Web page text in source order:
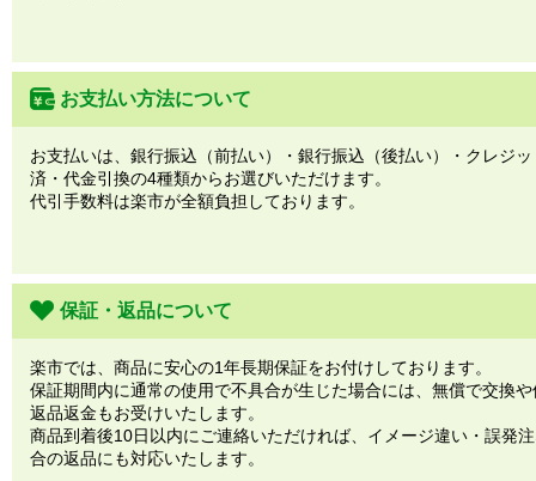
お支払い方法について
お支払いは、銀行振込（前払い）・銀行振込（後払い）・クレジ
済・代金引換の4種類からお選びいただけます。
代引手数料は楽市が全額負担しております。
保証・返品について
楽市では、商品に安心の1年長期保証をお付けしております。
保証期間内に通常の使用で不具合が生じた場合には、無償で交換
返品返金もお受けいたします。
商品到着後10日以内にご連絡いただければ、イメージ違い・誤発
合の返品にも対応いたします。